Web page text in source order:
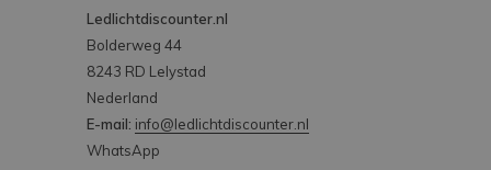
Ledlichtdiscounter.nl
Bolderweg 44
8243 RD Lelystad
Nederland
E-mail: info@ledlichtdiscounter.nl
WhatsApp